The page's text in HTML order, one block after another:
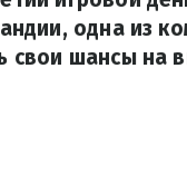
одна из
свои шансы